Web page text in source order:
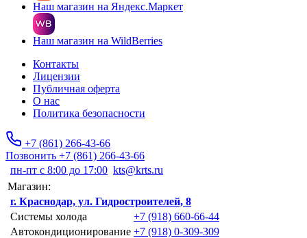
Наш магазин на Яндекс.Маркет
Наш магазин на WildBerries
Контакты
Лицензии
Публичная оферта
О нас
Политика безопасности
+7 (861) 266-43-66
Позвонить +7 (861) 266-43-66
пн-пт с 8:00 до 17:00 kts@krts.ru
Магазин:
г. Краснодар, ул. Гидростроителей, 8
Системы холода
+7 (918) 660-66-44
Автокондиционирование +7 (918) 0-309-309